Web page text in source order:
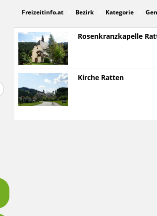
Freizeitinfo.at Bezirk Kategorie
Rosenkranzkapelle
Kirche Ratten